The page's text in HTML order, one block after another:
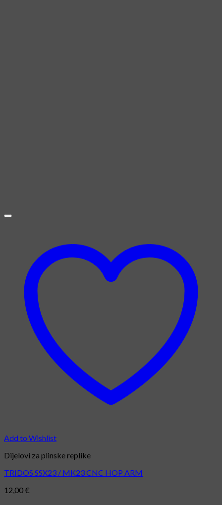
Add to Wishlist
Dijelovi za plinske replike
TRIDOS SSX23 / MK23 CNC HOP ARM
12,00€